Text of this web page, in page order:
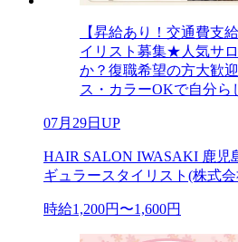
【昇給あり！交通費支
イリスト募集★人気サ
か？復職希望の方大歓
ス・カラーOKで自分ら
07月29日UP
HAIR SALON IWASAKI 鹿児
ギュラースタイリスト(株式
時給1,200円〜1,600円